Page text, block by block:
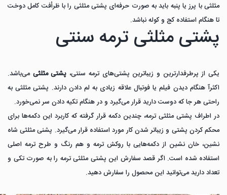
مثلثی با پرز یا پنبه باید به صورت حرفه‌ای پشتی مثلثی را با ظرأفت کامل دوخت
تا هنگام استفاده کج و کوله نباشد.
پشتی مثلثی ترمه سنتی
یکی از پرطرفدارترین و زیباترین پشتی‌های ترمه سنتی، پشتی مثلثی می‌باشد.
اکثرآ هنگام دیدن فیلم یا فوتبال علاقه زیادی به لم دادن دارند. پشتی مثلثی به
راحتی هر جا که دوست دارید قرار می‌گیرد و در هنگام تکیه دادن سر نمی‌خورد.
در اطراف پشتی مثلثی ترمه، چندین دکمه قرار گرفته که کاربرد این دکمه‌ها برای
محکم کردن پشتی و زیباتر شدن کار مورد استفاده قرار می‌گیرد. پشنی مثلثی شاه
نشین، خان نشین از دکمه‌هایی با روکش ترمه و هم رنگ و طرح ترمه اصلی
استفاده شده است. اگر قصد سفارش این پشتی مثلثی ترمه را به صورت تکی و
تعداد دارید می‌توانید این محصول را سفارش دهید.